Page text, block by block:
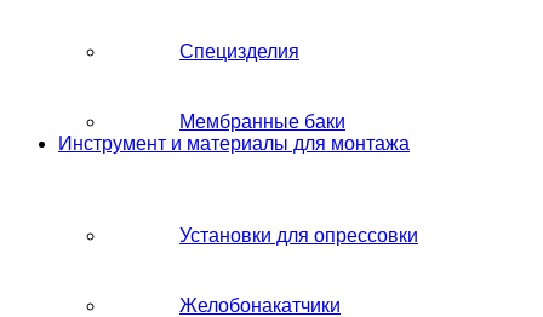
Специзделия
Мембранные баки
Инструмент и материалы для монтажа
Установки для опрессовки
Желобонакатчики